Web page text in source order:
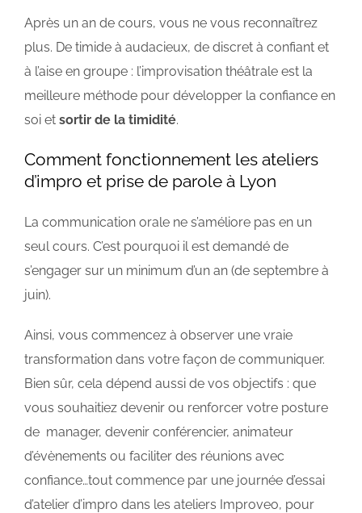
Après un an de cours, vous ne vous reconnaîtrez
plus. De timide à audacieux, de discret à confiant et
à l’aise en groupe : l’improvisation théâtrale est la
meilleure méthode pour développer la confiance en
soi et sortir de la timidité.
Comment fonctionnement les ateliers
d’impro et prise de parole à Lyon
La communication orale ne s’améliore pas en un
seul cours. C’est pourquoi il est demandé de
s’engager sur un minimum d’un an (de septembre à
juin).
Ainsi, vous commencez à observer une vraie
transformation dans votre façon de communiquer.
Bien sûr, cela dépend aussi de vos objectifs : que
vous souhaitiez devenir ou renforcer votre posture
de manager, devenir conférencier, animateur
d’évènements ou faciliter des réunions avec
confiance…tout commence par une journée d’essai
d’atelier d’impro dans les ateliers Improveo, pour